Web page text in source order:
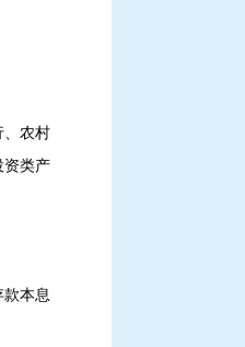
、农村
资类产
本息